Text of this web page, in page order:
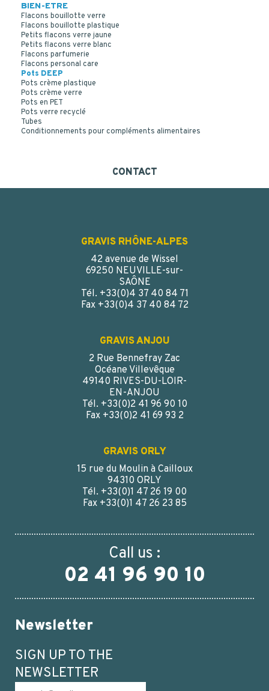
BIEN-ETRE
Flacons bouillotte verre
Flacons bouillotte plastique
Petits flacons verre jaune
Petits flacons verre blanc
Flacons parfumerie
Flacons personal care
Pots DEEP
Pots crème plastique
Pots crème verre
Pots en PET
Pots verre recyclé
Tubes
Conditionnements pour compléments alimentaires
CONTACT
GRAVIS RHÔNE-ALPES
42 avenue de Wissel
69250 NEUVILLE-sur-
SAÔNE
Tél. +33(0)4 37 40 84 71
Fax +33(0)4 37 40 84 72
GRAVIS ANJOU
2 Rue Bennefray Zac
Océane Villevêque
49140 RIVES-DU-LOIR-
EN-ANJOU
Tél. +33(0)2 41 96 90 10
Fax +33(0)2 41 69 93 2
GRAVIS ORLY
15 rue du Moulin à Cailloux
94310 ORLY
Tél. +33(0)1 47 26 19 00
Fax +33(0)1 47 26 23 85
Call us :
02 41 96 90 10
Newsletter
SIGN UP TO THE
NEWSLETTER